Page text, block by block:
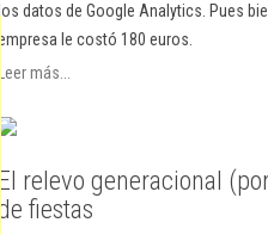
los datos de Google Analytics. Pues
empresa le costó 180 euros.
Leer más...
El relevo generacional
de fiestas